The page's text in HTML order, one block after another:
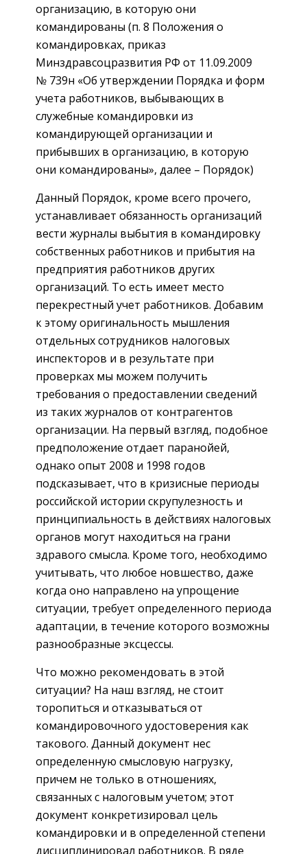
организацию, в которую они
командированы (п. 8 Положения о
командировках, приказ
Минздравсоцразвития РФ от 11.09.2009
№ 739н «Об утверждении Порядка и форм
учета работников, выбывающих в
служебные командировки из
командирующей организации и
прибывших в организацию, в которую
они командированы», далее – ­Порядок)
Данный ­Порядок, кроме всего прочего,
устанавливает обязанность организаций
вести журналы выбытия в командировку
собственных работников и прибытия на
предприятия работников других
организаций. То есть имеет место
перекрестный учет работников. Добавим
к этому оригинальность мышления
отдельных сотрудников налоговых
инспекторов и в результате при
проверках мы можем получить
требования о предоставлении сведений
из таких журналов от контрагентов
организации. На первый взгляд, подобное
предположение отдает паранойей,
однако опыт 2008 и 1998 годов
подсказывает, что в кризисные периоды
российской истории скрупулезность и
принципиальность в действиях налоговых
органов могут находиться на грани
здравого смысла. Кроме того, необходимо
учитывать, что любое новшество, даже
когда оно направлено на упрощение
ситуации, требует определенного периода
адаптации, в течение которого возможны
­разнообразные эксцессы.
Что можно рекомендовать в этой
ситуации? На наш взгляд, не стоит
торопиться и отказываться от
командировочного удостоверения как
такового. Данный документ нес
определенную смысловую нагрузку,
причем не только в отношениях,
связанных с налоговым учетом; этот
документ конкретизировал цель
командировки и в определенной степени
дисциплинировал работников. В ряде